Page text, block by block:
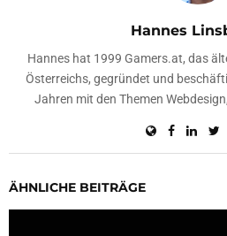
Hannes
Hannes hat 1999 Gamers.at, das
Österreichs, gegründet und
Jahren mit den Themen
ÄHNLICHE BEITRÄGE